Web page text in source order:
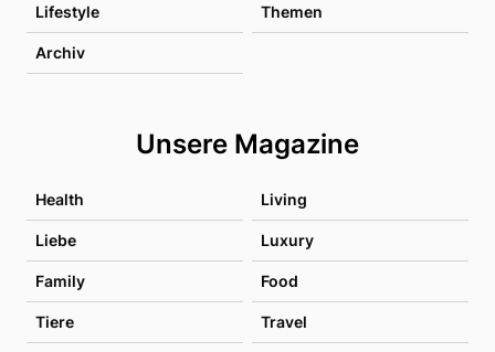
Lifestyle Themen
Archiv
Unsere Magazine
Health Living
Liebe Luxury
Family Food
Tiere Travel